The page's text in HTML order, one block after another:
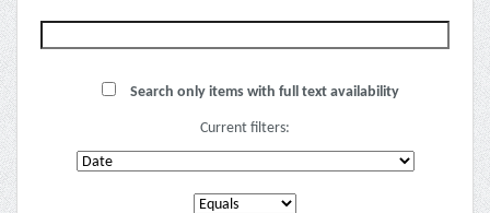
Search only items with full text availability
Current filters: